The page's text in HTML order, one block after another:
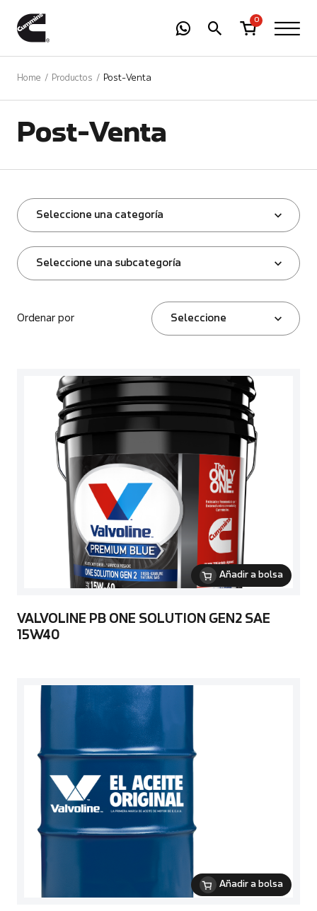
0
Home Productos Post-Venta
Post-Venta
Seleccione una categoría
Seleccione una subcategoría
Ordenar por Seleccione
Añadir a bolsa
VALVOLINE PB ONE SOLUTION GEN2 SAE
15W40
Añadir a bolsa